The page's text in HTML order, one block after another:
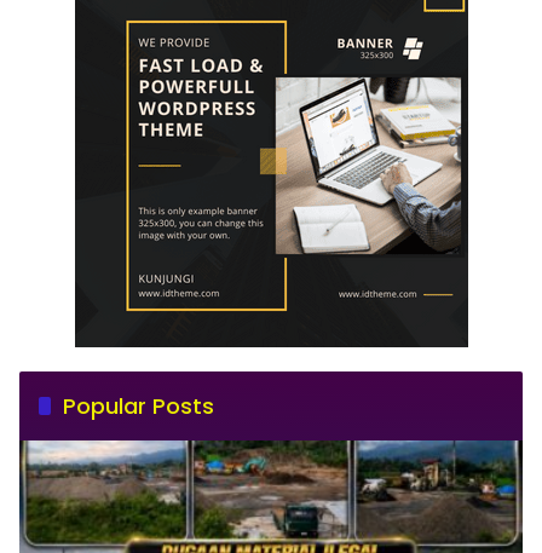
Popular Posts